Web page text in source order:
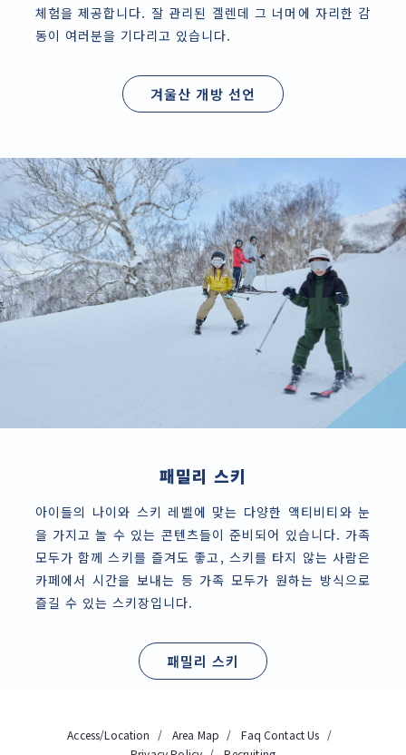
체험을 제공합니다. 잘 관리된 겔렌데 그 너머에 자리한 감
동이 여러분을 기다리고 있습니다.
겨울산 개방 선언
패밀리 스키
아이들의 나이와 스키 레벨에 맞는 다양한 액티비티와 눈
을 가지고 놀 수 있는 콘텐츠들이 준비되어 있습니다. 가족
모두가 함께 스키를 즐겨도 좋고, 스키를 타지 않는 사람은
카페에서 시간을 보내는 등 가족 모두가 원하는 방식으로
즐길 수 있는 스키장입니다.
패밀리 스키
Access/Location Area Map Faq Contact Us